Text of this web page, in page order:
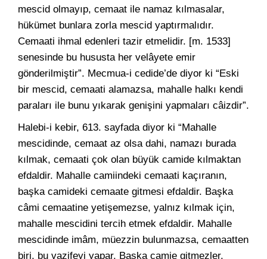
mescid olmayıp, cemaat ile namaz kılmasalar,
hükümet bunlara zorla mescid yaptırmalıdır.
Cemaati ihmal edenleri tazir etmelidir. [m. 1533]
senesinde bu hususta her velâyete emir
gönderilmiştir”. Mecmua-i cedide’de diyor ki “Eski
bir mescid, cemaati alamazsa, mahalle halkı kendi
paraları ile bunu yıkarak genişini yapmaları câizdir”.
Halebi-i kebir, 613. sayfada diyor ki “Mahalle
mescidinde, cemaat az olsa dahi, namazı burada
kılmak, cemaati çok olan büyük camide kılmaktan
efdaldir. Mahalle camiindeki cemaati kaçıranın,
başka camideki cemaate gitmesi efdaldir. Başka
câmi cemaatine yetişemezse, yalnız kılmak için,
mahalle mescidini tercih etmek efdaldir. Mahalle
mescidinde imâm, müezzin bulunmazsa, cemaatten
biri, bu vazifeyi yapar. Başka camie gitmezler.